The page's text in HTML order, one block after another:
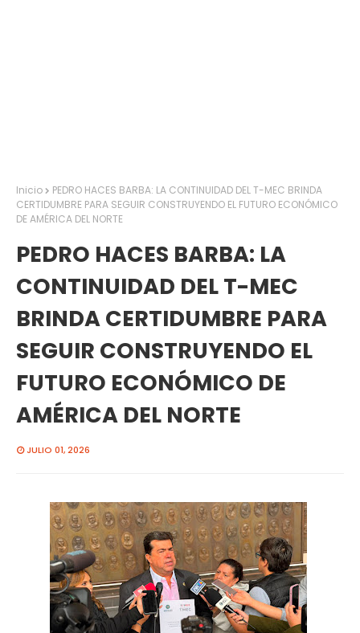
Inicio
PEDRO HACES BARBA: LA CONTINUIDAD DEL T-MEC BRINDA
CERTIDUMBRE PARA SEGUIR CONSTRUYENDO EL FUTURO ECONÓMICO
DE AMÉRICA DEL NORTE
PEDRO HACES BARBA: LA
CONTINUIDAD DEL T-MEC
BRINDA CERTIDUMBRE PARA
SEGUIR CONSTRUYENDO EL
FUTURO ECONÓMICO DE
AMÉRICA DEL NORTE
JULIO 01, 2026